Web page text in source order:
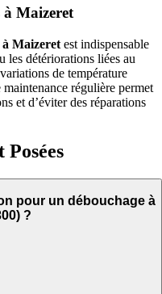
à Maizeret
Maizeret est indispensable
les détériorations liées au
de température
régulière permet
et d’éviter des réparations
pour un débouchage à
?